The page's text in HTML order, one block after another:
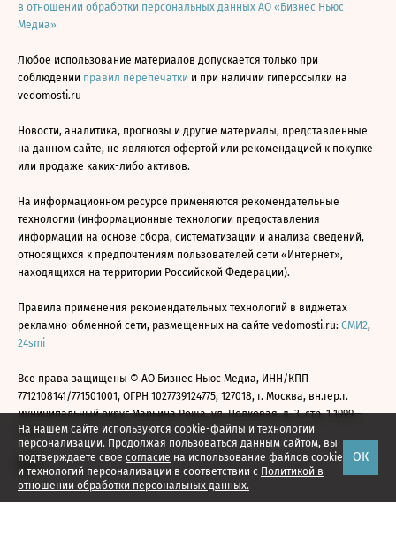
На нашем сайте используются cookie-файлы и технологии
персонализации. Продолжая пользоваться данным сайтом, вы
подтверждаете свое согласие на использование файлов cookie
и технологий персонализации в соответствии с Политикой в
отношении обработки персональных данных.
ОК
в отношении обработки персональных данных АО «Бизнес Ньюс
Медиа»
Любое использование материалов допускается только при
соблюдении правил перепечатки и при наличии гиперссылки на
vedomosti.ru
Новости, аналитика, прогнозы и другие материалы, представленные
на данном сайте, не являются офертой или рекомендацией к покупке
или продаже каких-либо активов.
На информационном ресурсе применяются рекомендательные
технологии (информационные технологии предоставления
информации на основе сбора, систематизации и анализа сведений,
относящихся к предпочтениям пользователей сети «Интернет»,
находящихся на территории Российской Федерации).
Правила применения рекомендательных технологий в виджетах
рекламно-обменной сети, размещенных на сайте vedomosti.ru: СМИ2,
24smi
Все права защищены © АО Бизнес Ньюс Медиа, ИНН/КПП
7712108141/771501001, ОГРН 1027739124775, 127018, г. Москва, вн.тер.г.
муниципальный округ Марьина Роща, ул. Полковая, д. 3, стр. 1 1999—
2026